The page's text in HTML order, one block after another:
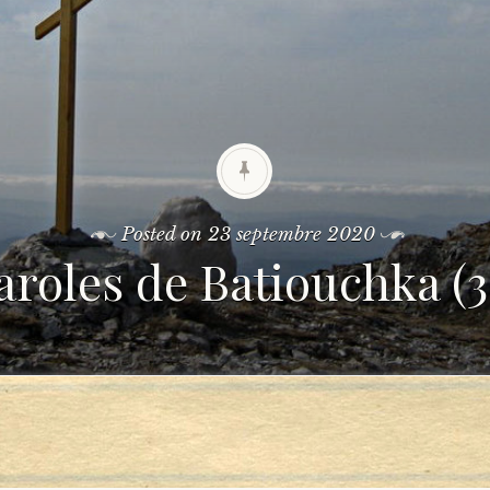
Posted on23 septembre 2020
de Batiouchka